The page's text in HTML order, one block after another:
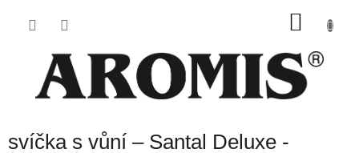
svíčka s vůní – Santal Deluxe -